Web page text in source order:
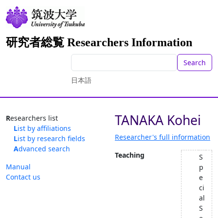
研究者総覧 Researchers Information
Search
日本語
Researchers list
List by affiliations
List by research fields
Advanced search
Manual
Contact us
TANAKA Kohei
Researcher's full information
Teaching
S
p
e
ci
al
S